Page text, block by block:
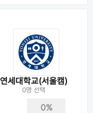
연세대학교(서울캠)
0명 선택
0%